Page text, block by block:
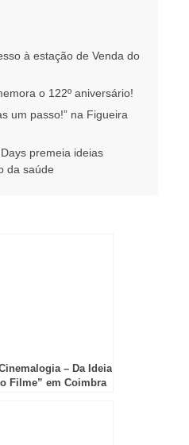
à estação de Venda do
o 122º aniversário!
um passo!” na Figueira
premeia ideias
da saúde
– Da Ideia
Filme” em Coimbra